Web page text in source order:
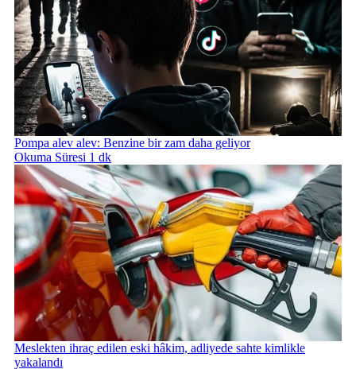
Pompa alev alev: Benzine bir zam daha geliyor
Okuma Süresi 1 dk
Meslekten ihraç edilen eski hâkim, adliyede sahte kimlikle
yakalandı